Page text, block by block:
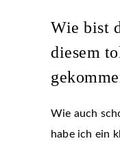
Wie bist
diesem
Wie auch
habe ich ein